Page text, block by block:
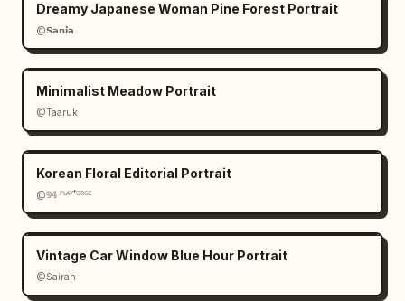
Dreamy Japanese Woman Pine Forest Portrait
@𝗦𝗮𝗻𝗶𝗮
Minimalist Meadow Portrait
@Taaruk
Korean Floral Editorial Portrait
@𝟡𝟜 ᴾᴸᴬʸᶠᴼᴿᴳᴱ
Vintage Car Window Blue Hour Portrait
@Sairah